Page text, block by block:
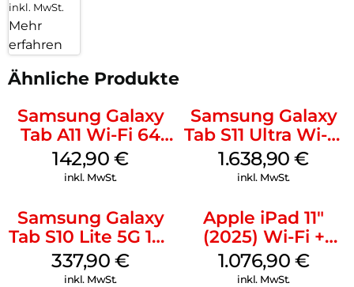
inkl. MwSt.
Mehr
erfahren
Ähnliche Produkte
Samsung Galaxy
Tab A11 Wi-Fi 64
GB Gray
142,90€
inkl. MwSt.
Samsung Galaxy
Tab S11 Ultra Wi-Fi
512 GB Gray
1.638,90€
inkl. MwSt.
Samsung Galaxy
Tab S10 Lite 5G 128
GB Gray
337,90€
inkl. MwSt.
Apple iPad 11″
(2025) Wi-Fi +
Cellular 512 GB
Pink
1.076,90 €
inkl. MwSt.